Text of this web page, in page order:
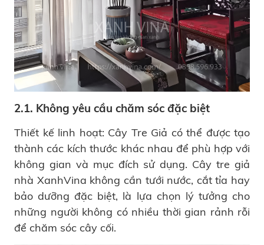
2.1. Không yêu cầu chăm sóc đặc biệt
Thiết kế linh hoạt: Cây Tre Giả có thể được tạo
thành các kích thước khác nhau để phù hợp với
không gian và mục đích sử dụng. Cây tre giả
nhà XanhVina không cần tưới nước, cắt tỉa hay
bảo dưỡng đặc biệt, là lựa chọn lý tưởng cho
những người không có nhiều thời gian rảnh rỗi
để chăm sóc cây cối.